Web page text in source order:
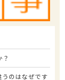
のはなぜです